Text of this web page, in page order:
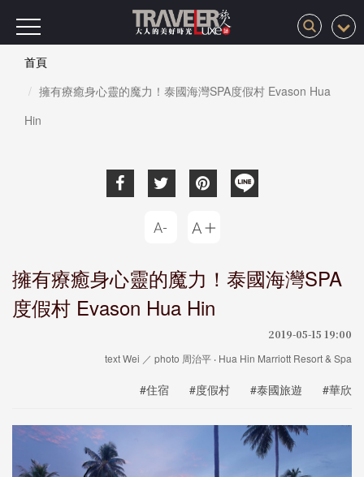
首頁
擁有療癒身心靈的魔力！泰國海灣SPA度假村 Evason Hua
Hin
擁有療癒身心靈的魔力！泰國海灣SPA
度假村 Evason Hua Hin
2019-05-15 19:00
text Wei ／ photo 周治平 ‧ Hua Hin Marriott Resort & Spa
#住宿 #度假村 #泰國旅遊 #華欣